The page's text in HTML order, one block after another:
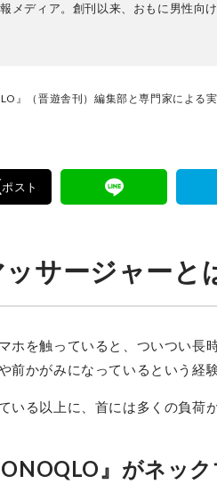
メディア。創刊以来、おもに男性向け
体制で日々の検証・記事制作を行っ
』（晋遊舎刊）編集部と専門家による
ポスト
サージャーと
ホを触っていると、ついつい長
前かがみになっているという経
いる以上に、首には多くの負荷
』がネッ